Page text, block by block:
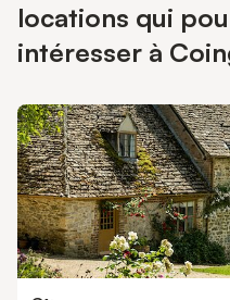
locations qui
intéresser à